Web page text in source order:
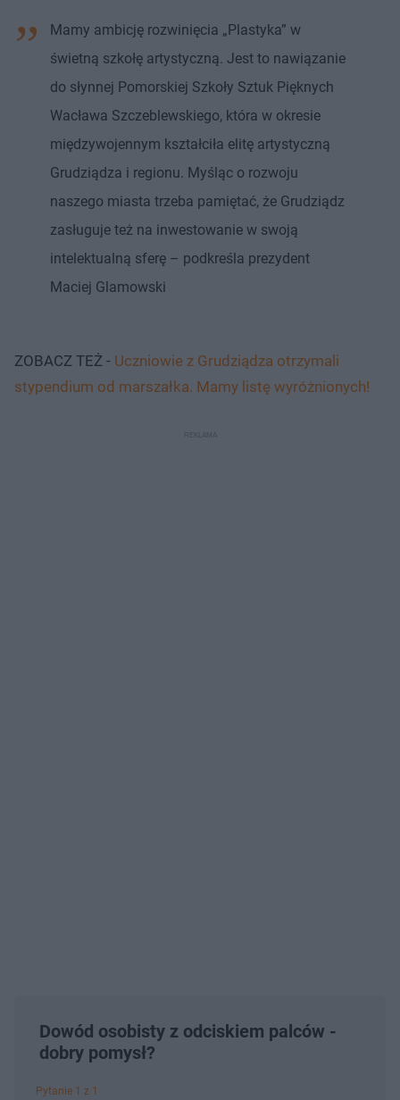
Mamy ambicję rozwinięcia „Plastyka” w
świetną szkołę artystyczną. Jest to nawiązanie
do słynnej Pomorskiej Szkoły Sztuk Pięknych
Wacława Szczeblewskiego, która w okresie
międzywojennym kształciła elitę artystyczną
Grudziądza i regionu. Myśląc o rozwoju
naszego miasta trzeba pamiętać, że Grudziądz
zasługuje też na inwestowanie w swoją
intelektualną sferę – podkreśla prezydent
Maciej Glamowski
ZOBACZ TEŻ - Uczniowie z Grudziądza otrzymali
stypendium od marszałka. Mamy listę wyróżnionych!
Dowód osobisty z odciskiem palców -
dobry pomysł?
Pytanie 1 z 1